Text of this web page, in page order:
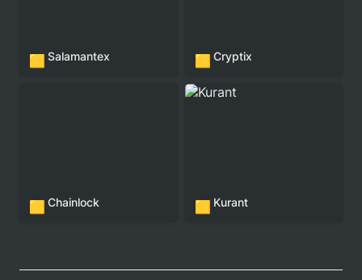
🟨 Salamantex 🟨 Cryptix
🟨 Chainlock
Kurant
🟨 Kurant